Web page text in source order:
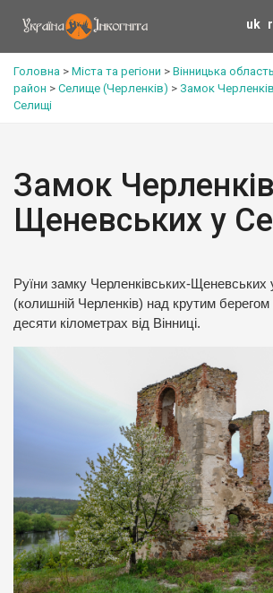
uk
Головна > Міста та регіони > Вінницька область
район > Селище (Черленків) > Замок
Селищі
Замок
Щеневських у
Руїни замку Черленківських-Щеневських
(колишній Черленків) над крутим берегом
десяти кілометрах від Вінниці.